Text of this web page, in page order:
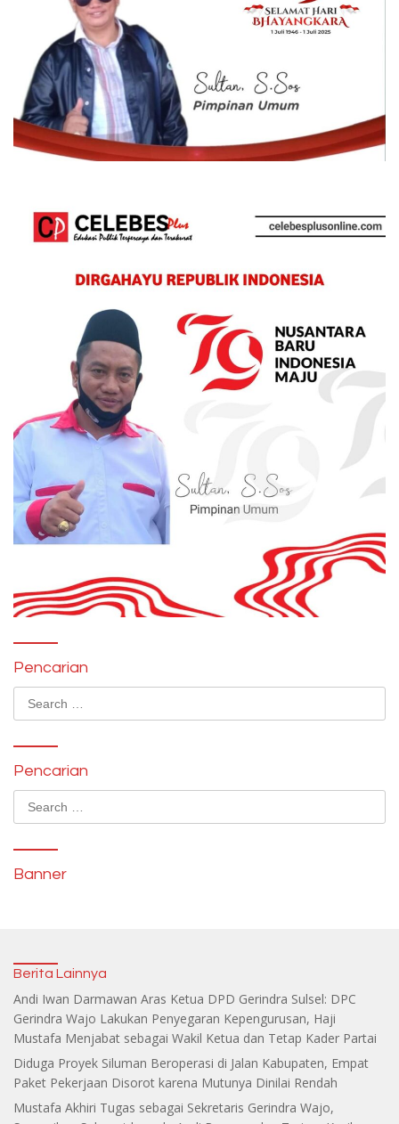
Pencarian
Search
for:
Pencarian
Search
for:
Banner
Berita Lainnya
Andi Iwan Darmawan Aras Ketua DPD Gerindra Sulsel: DPC
Gerindra Wajo Lakukan Penyegaran Kepengurusan, Haji
Mustafa Menjabat sebagai Wakil Ketua dan Tetap Kader Partai
Diduga Proyek Siluman Beroperasi di Jalan Kabupaten, Empat
Paket Pekerjaan Disorot karena Mutunya Dinilai Rendah
Mustafa Akhiri Tugas sebagai Sekretaris Gerindra Wajo,